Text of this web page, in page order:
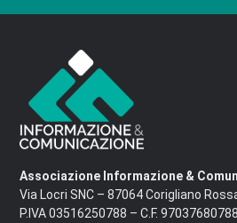
Associazione Informazione &
Via Locri SNC – 87064 Corigliano
P.IVA 03516250788 – C.F.